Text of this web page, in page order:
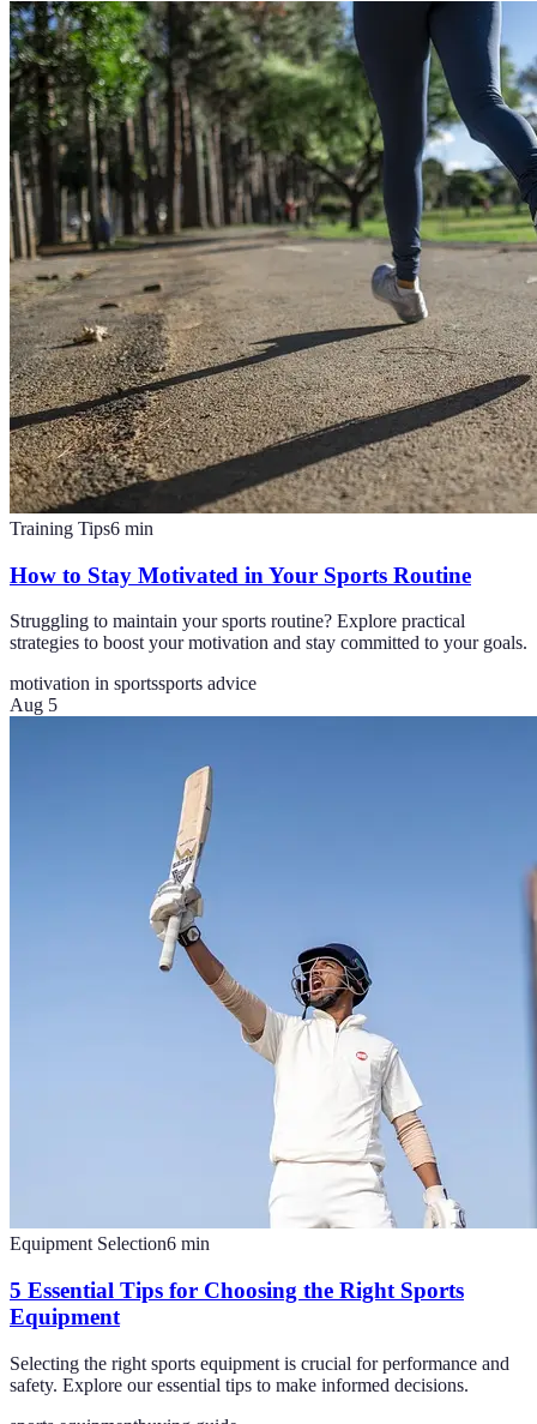
Training Tips6 min
How to Stay Motivated in Your Sports Routine
Struggling to maintain your sports routine? Explore practical
strategies to boost your motivation and stay committed to your goals.
motivation in sportssports advice
Aug 5
Equipment Selection6 min
5 Essential Tips for Choosing the Right Sports
Equipment
Selecting the right sports equipment is crucial for performance and
safety. Explore our essential tips to make informed decisions.